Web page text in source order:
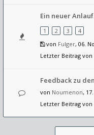
Ein neuer
1
2 3
4
von Fulger, 06.
Letzter Beitrag von
Feedback zu
von Noumenon,
Letzter Beitrag von